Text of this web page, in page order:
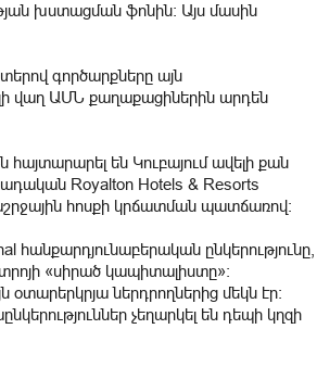
խստացման ֆոնին: Այս մասին
գործարքները այն
վաղ ԱՄՆ քաղաքացիներին արդեն
են Կուբայում ավելի քան
Royalton Hotels & Resorts
հոսքի կրճատման պատճառով։
հանքարդյունաբերական ընկերությունը,
«սիրած կապիտալիստը»։
օտարերկրյա ներդրողներից մեկն էր։
չեղարկել են դեպի կղզի